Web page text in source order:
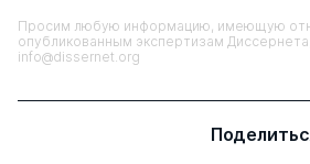
Просим любую информацию, имеющую
опубликованным экспертизам
info@dissernet.org